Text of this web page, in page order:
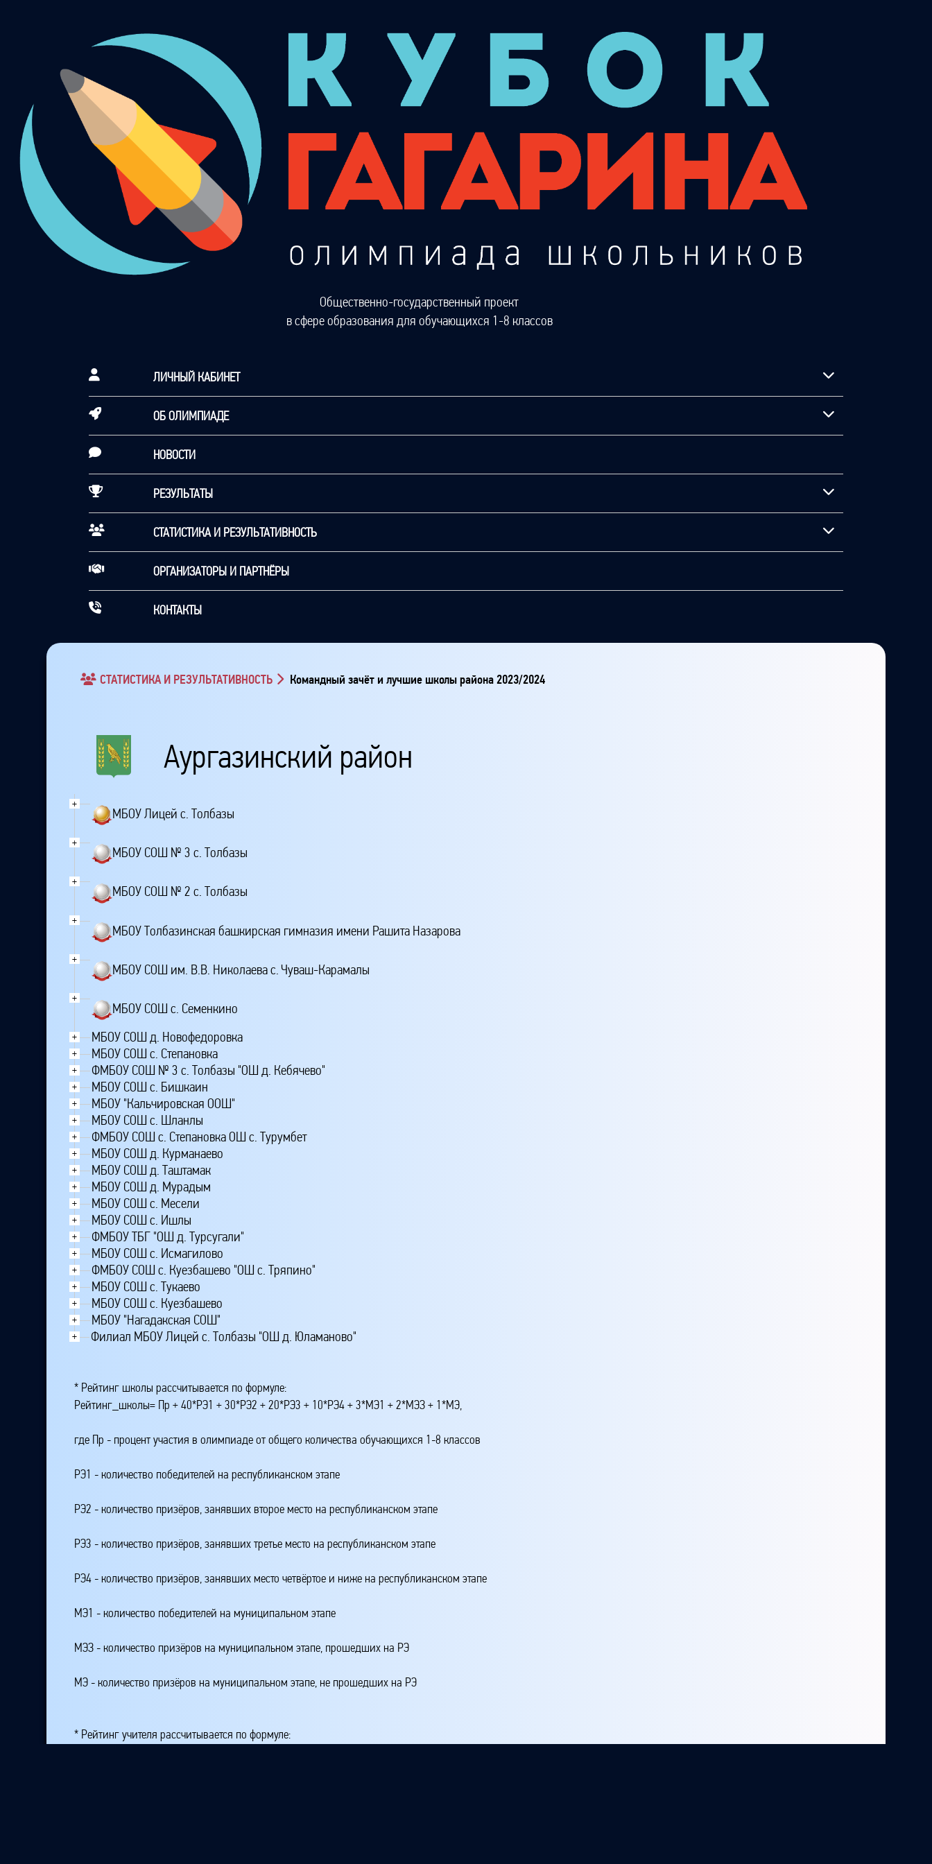
Общественно-государственный проект
в сфере образования для обучающихся 1-8 классов
ЛИЧНЫЙ КАБИНЕТ
ОБ ОЛИМПИАДЕ
НОВОСТИ
РЕЗУЛЬТАТЫ
СТАТИСТИКА И РЕЗУЛЬТАТИВНОСТЬ
ОРГАНИЗАТОРЫ И ПАРТНЁРЫ
КОНТАКТЫ
СТАТИСТИКА И РЕЗУЛЬТАТИВНОСТЬ Командный зачёт и лучшие школы района 2023/2024
Аургазинский район
+
МБОУ Лицей с. Толбазы
+
МБОУ СОШ № 3 с. Толбазы
+
МБОУ СОШ № 2 с. Толбазы
+
МБОУ Толбазинская башкирская гимназия имени Рашита Назарова
+
МБОУ СОШ им. В.В. Николаева с. Чуваш-Карамалы
+
МБОУ СОШ с. Семенкино
+ МБОУ СОШ д. Новофедоровка
+ МБОУ СОШ с. Степановка
+ ФМБОУ СОШ № 3 с. Толбазы "ОШ д. Кебячево"
+ МБОУ СОШ с. Бишкаин
+ МБОУ "Кальчировская ООШ"
+ МБОУ СОШ с. Шланлы
+ ФМБОУ СОШ с. Степановка ОШ с. Турумбет
+ МБОУ СОШ д. Курманаево
+ МБОУ СОШ д. Таштамак
+ МБОУ СОШ д. Мурадым
+ МБОУ СОШ с. Месели
+ МБОУ СОШ с. Ишлы
+ ФМБОУ ТБГ "ОШ д. Турсугали"
+ МБОУ СОШ с. Исмагилово
+ ФМБОУ СОШ с. Куезбашево "ОШ с. Тряпино"
+ МБОУ СОШ с. Тукаево
+ МБОУ СОШ с. Куезбашево
+ МБОУ "Нагадакская СОШ"
+ Филиал МБОУ Лицей с. Толбазы "ОШ д. Юламаново"
* Рейтинг школы рассчитывается по формуле:
Рейтинг_школы= Пр + 40*РЭ1 + 30*РЭ2 + 20*РЭ3 + 10*РЭ4 + 3*МЭ1 + 2*МЭЗ + 1*МЭ,
где Пр - процент участия в олимпиаде от общего количества обучающихся 1-8 классов
РЭ1 - количество победителей на республиканском этапе
РЭ2 - количество призёров, занявших второе место на республиканском этапе
РЭ3 - количество призёров, занявших третье место на республиканском этапе
РЭ4 - количество призёров, занявших место четвёртое и ниже на республиканском этапе
МЭ1 - количество победителей на муниципальном этапе
МЭЗ - количество призёров на муниципальном этапе, прошедших на РЭ
МЭ - количество призёров на муниципальном этапе, не прошедших на РЭ
* Рейтинг учителя рассчитывается по формуле: